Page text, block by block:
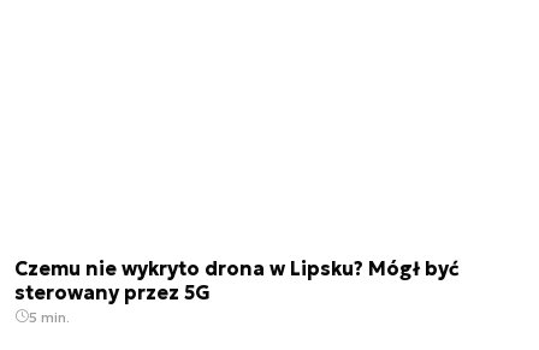
Czemu nie wykryto drona w Lipsku? Mógł być
sterowany przez 5G
5 min.